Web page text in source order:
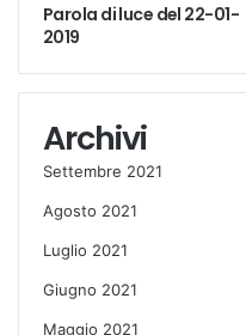
Parola di luce del 22-01-
2019
Archivi
Settembre 2021
Agosto 2021
Luglio 2021
Giugno 2021
Maggio 2021